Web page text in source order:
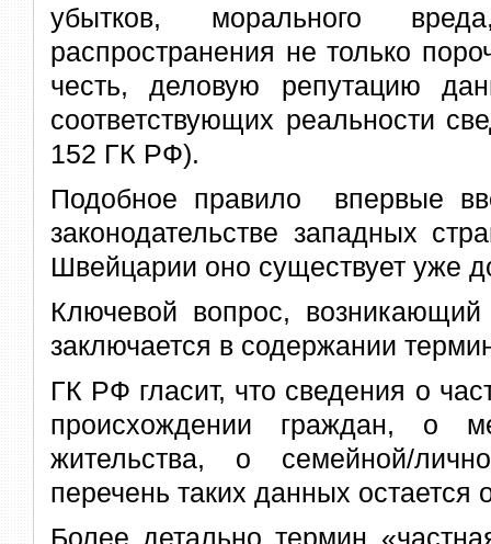
убытков, морального
распространения не только
честь, деловую репутацию
соответствующих реальности
152 ГК РФ).
Подобное правило впервые
законодательстве западных
Швейцарии оно существует уже
Ключевой вопрос,
заключается в содержании
ГК РФ гласит, что сведения о
происхождении граждан, о
жительства, о семейной/
перечень таких данных остается
Более детально термин